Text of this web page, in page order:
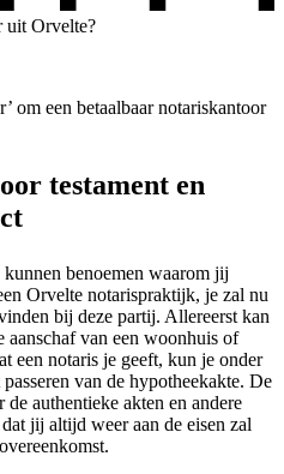
uit Orvelte?
om een betaalbaar notariskantoor
testament en
benoemen waarom jij
Orvelte notarispraktijk, je zal nu
bij deze partij. Allereerst kan
aanschaf van een woonhuis of
een notaris je geeft, kun je onder
van de hypotheekakte. De
authentieke akten en andere
jij altijd weer aan de eisen zal